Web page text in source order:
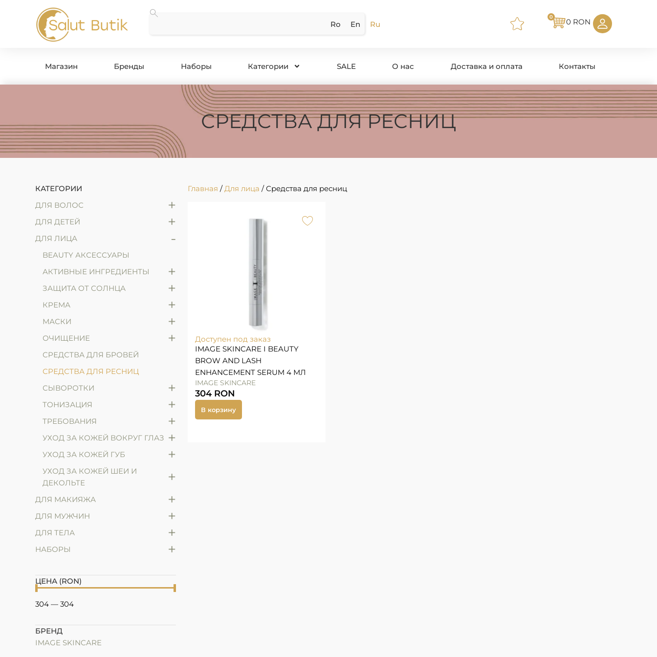
Ro En Ru 0 RON
0
Магазин Бренды Наборы Категории SALE О нас Доставка и оплата Контакты
СРЕДСТВА ДЛЯ РЕСНИЦ
КАТЕГОРИИ
ДЛЯ ВОЛОС
+
ДЛЯ ДЕТЕЙ +
ДЛЯ ЛИЦА -
BEAUTY АКСЕССУАРЫ
АКТИВНЫЕ ИНГРЕДИЕНТЫ
+
ЗАЩИТА ОТ СОЛНЦА +
КРЕМА +
МАСКИ +
ОЧИЩЕНИЕ +
СРЕДСТВА ДЛЯ БРОВЕЙ
СРЕДСТВА ДЛЯ РЕСНИЦ
СЫВОРОТКИ
+
ТОНИЗАЦИЯ +
ТРЕБОВАНИЯ +
УХОД ЗА КОЖЕЙ ВОКРУГ ГЛАЗ +
УХОД ЗА КОЖЕЙ ГУБ +
УХОД ЗА КОЖЕЙ ШЕИ И
ДЕКОЛЬТЕ
+
ДЛЯ МАКИЯЖА +
ДЛЯ МУЖЧИН +
ДЛЯ ТЕЛА +
НАБОРЫ +
ЦЕНА (RON)
304 — 304
БРЕНД
IMAGE SKINCARE
Главная /Для лица / Средства для ресниц
Доступен под заказ
IMAGE SKINCARE I BEAUTY
BROW AND LASH
ENHANCEMENT SERUM 4 МЛ
IMAGE SKINCARE
304 RON
В корзину